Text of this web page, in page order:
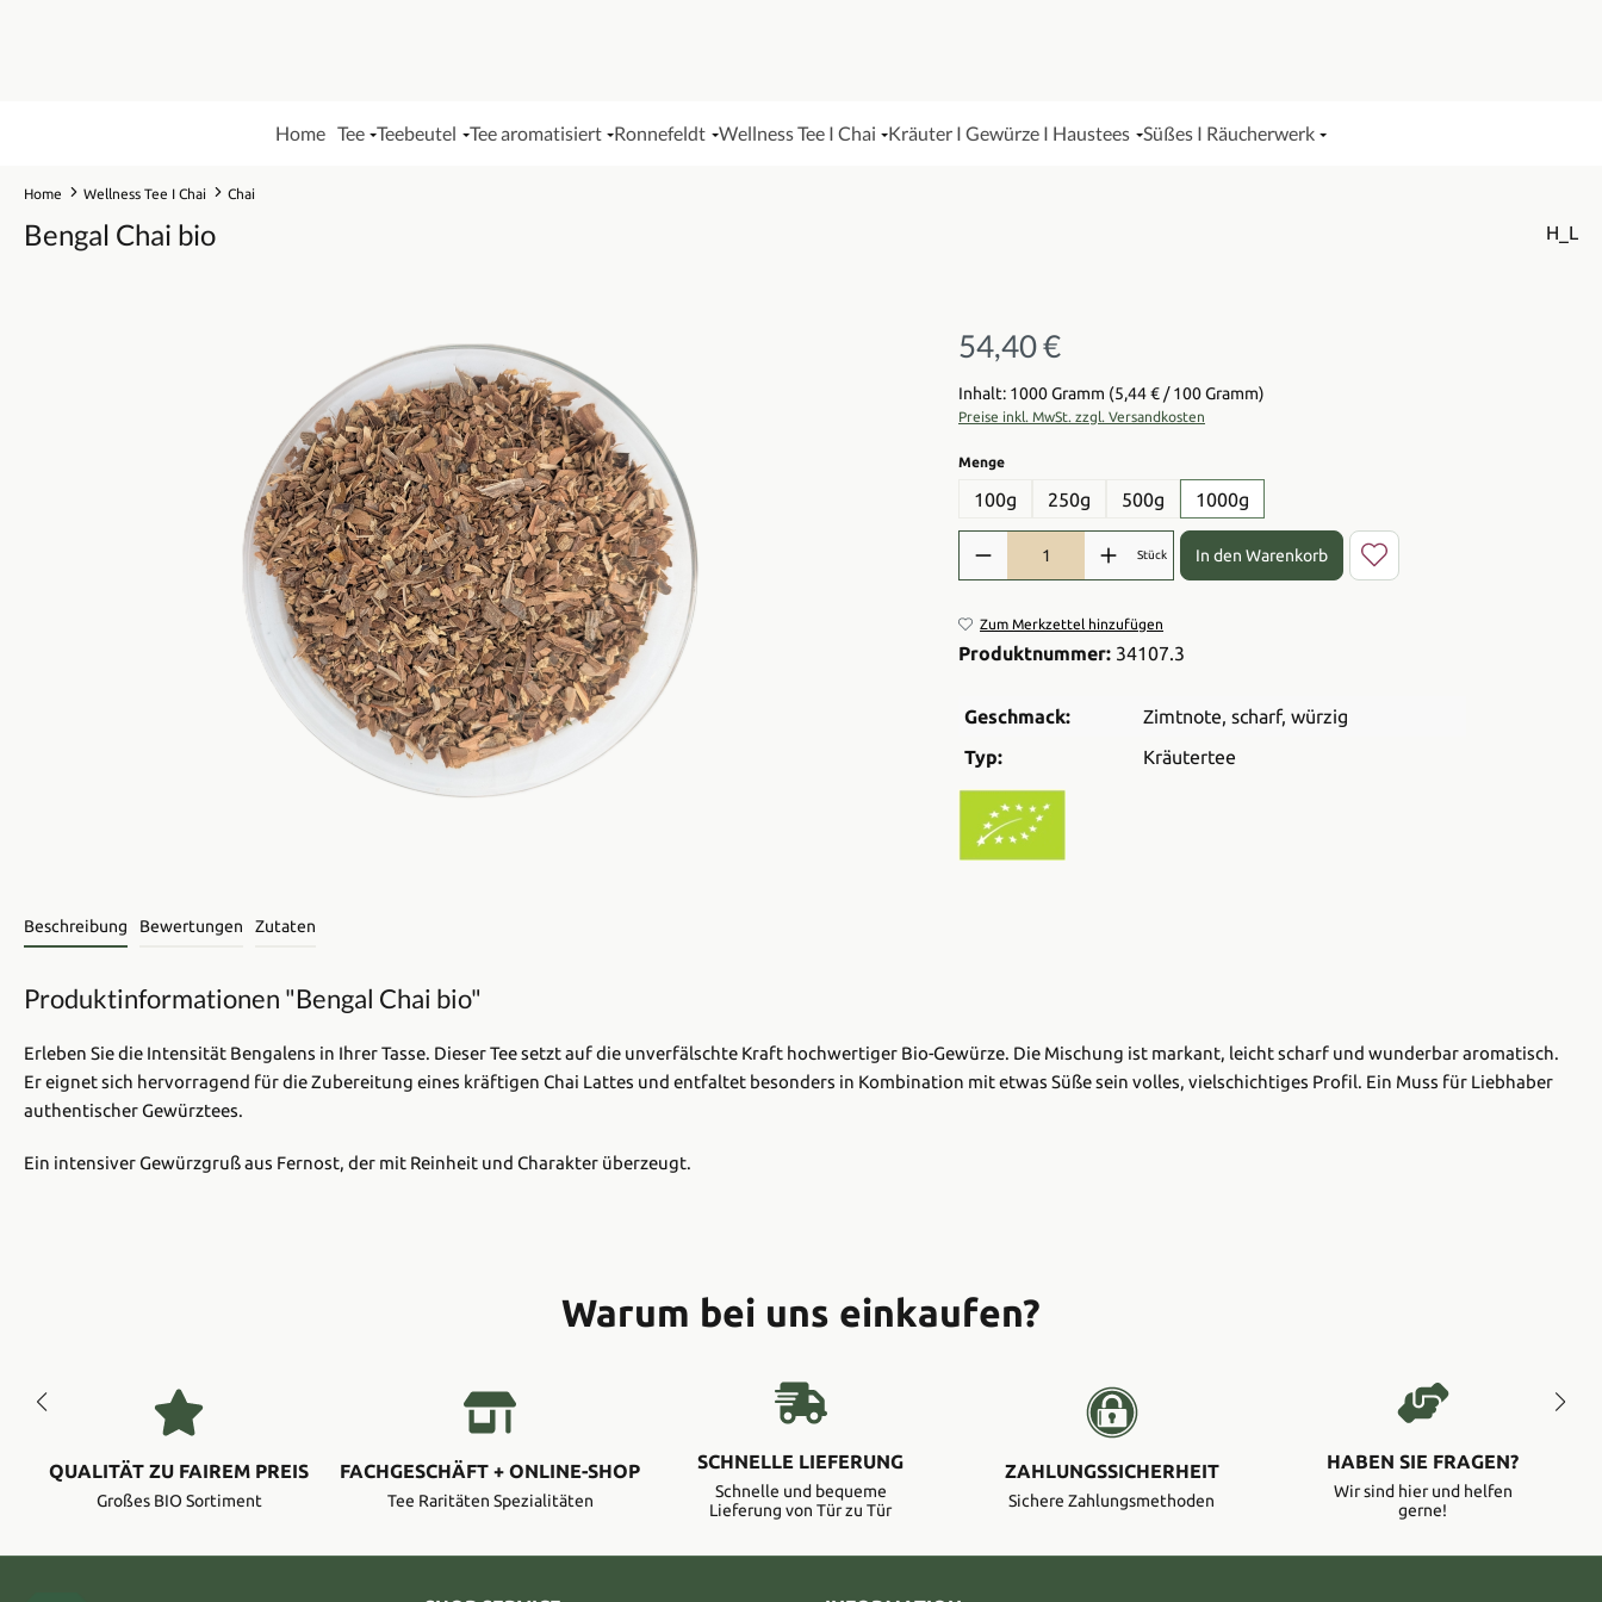
Home Tee Teebeutel Tee aromatisiert Ronnefeldt Wellness Tee I Chai Kräuter I Gewürze I Haustees Süßes I Räucherwerk
Home Wellness Tee I Chai Chai
Bengal Chai bio H_L
Regulärer Preis:
54,40 €
Inhalt: 1000 Gramm (5,44 € / 100 Gramm)
Preise inkl. MwSt. zzgl. Versandkosten
Mengeauswählen
100g 250g 500g 1000g
Produkt Anzahl: Gib den gewünschten Wert ein oder benutze die
Stück In den Warenkorb
Zum Merkzettel hinzufügen
Produktnummer: 34107.3
Geschmack: Zimtnote, scharf, würzig
Typ:
Kräutertee
Beschreibung Bewertungen Zutaten
Produktinformationen "Bengal Chai bio"
Erleben Sie die Intensität Bengalens in Ihrer Tasse. Dieser Tee setzt auf die unverfälschte Kraft hochwertiger Bio-Gewürze. Die Mischung ist markant, leicht scharf und wunderbar aromatisch.
Er eignet sich hervorragend für die Zubereitung eines kräftigen Chai Lattes und entfaltet besonders in Kombination mit etwas Süße sein volles, vielschichtiges Profil. Ein Muss für Liebhaber
authentischer Gewürztees.
Ein intensiver Gewürzgruß aus Fernost, der mit Reinheit und Charakter überzeugt.
Warum bei uns einkaufen?
QUALITÄT ZU FAIREM PREIS
Großes BIO Sortiment
FACHGESCHÄFT + ONLINE-SHOP
Tee Raritäten Spezialitäten
SCHNELLE LIEFERUNG
Schnelle und bequeme
Lieferung von Tür zu Tür
ZAHLUNGSSICHERHEIT
Sichere Zahlungsmethoden
HABEN SIE FRAGEN?
Wir sind hier und helfen
gerne!